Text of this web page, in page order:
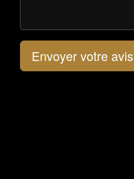
Envoyer votre avis